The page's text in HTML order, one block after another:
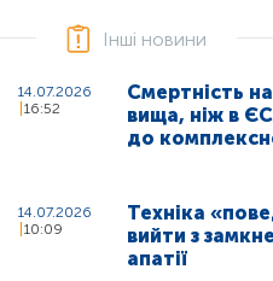
Інші новини
14.07.2026
16:52
Смертність на
вища, ніж в
до
14.07.2026
10:09
Техніка
вийти з
апатії